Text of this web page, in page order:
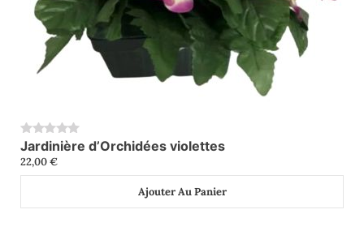
0
Jardinière d’Orchidées violettes
22,00€
Ajouter Au Panier